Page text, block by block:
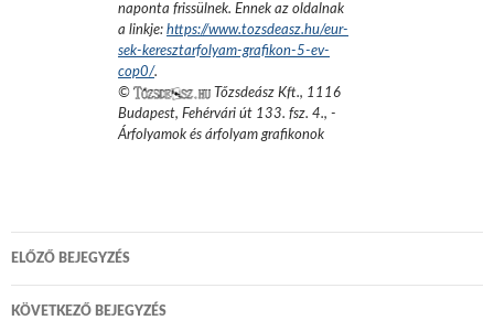
naponta frissülnek. Ennek az oldalnak
a linkje: https://www.tozsdeasz.hu/eur-
sek-keresztarfolyam-grafikon-5-ev-
cop0/.
©
Tőzsdeász Kft., 1116
Budapest, Fehérvári út 133. fsz. 4., -
Árfolyamok és árfolyam grafikonok
Bejegyzés
navigáció
ELŐZŐ BEJEGYZÉS
KÖVETKEZŐ BEJEGYZÉS